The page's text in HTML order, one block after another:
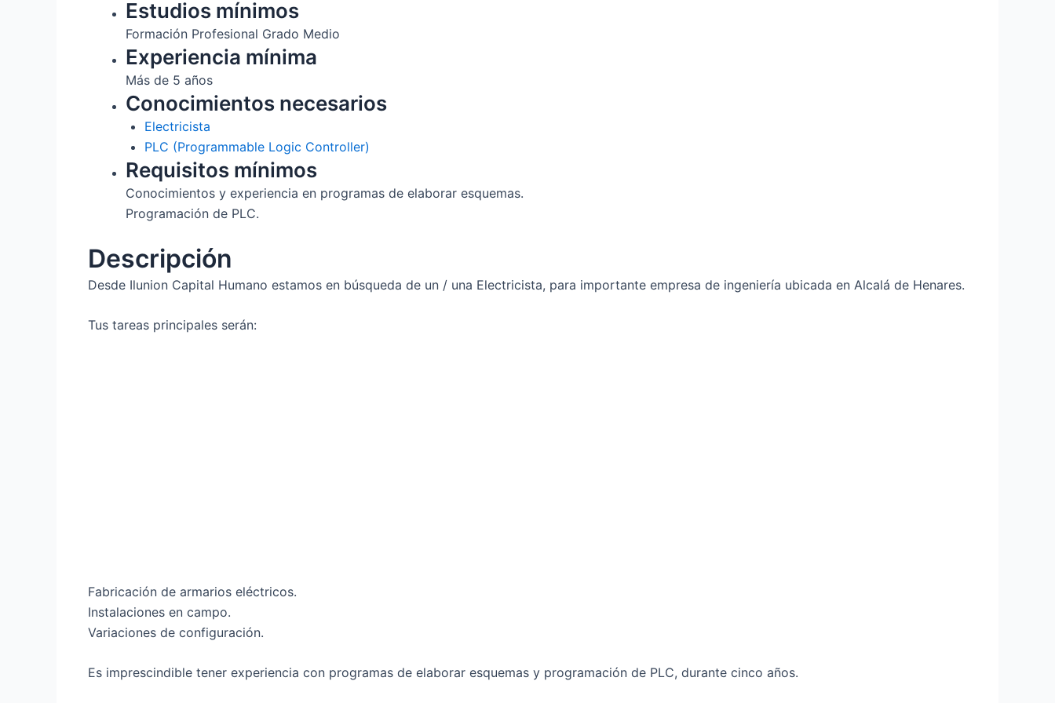
Estudios mínimos
Formación Profesional Grado Medio
Experiencia mínima
Más de 5 años
Conocimientos necesarios
Electricista
PLC (Programmable Logic Controller)
Requisitos mínimos
Conocimientos y experiencia en programas de elaborar esquemas.
Programación de PLC.
Descripción
Desde Ilunion Capital Humano estamos en búsqueda de un / una Electricista, para importante empresa de ingeniería ubicada en Alcalá de Henares.
Tus tareas principales serán:
Fabricación de armarios eléctricos.
Instalaciones en campo.
Variaciones de configuración.
Es imprescindible tener experiencia con programas de elaborar esquemas y programación de PLC, durante cinco años.